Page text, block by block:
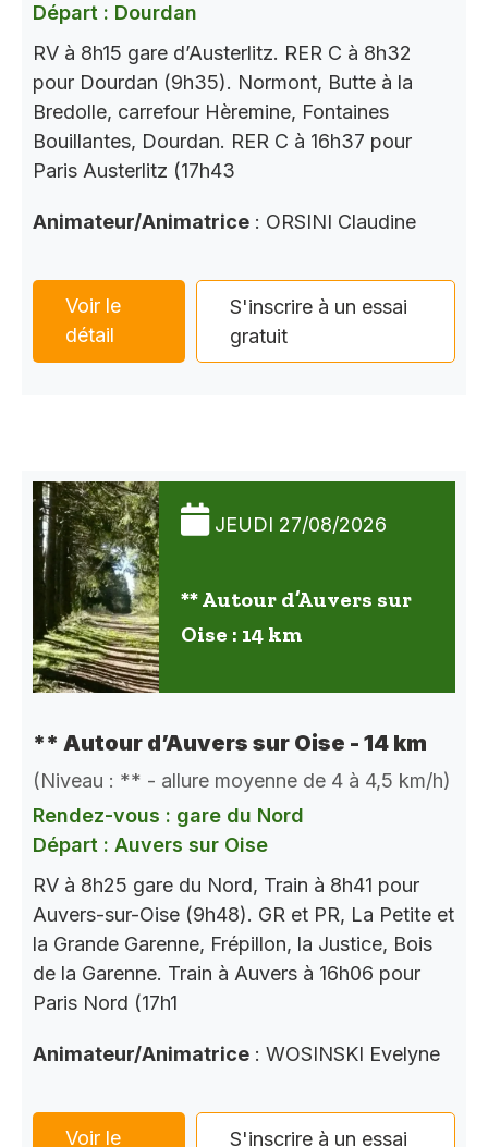
Départ : Dourdan
RV à 8h15 gare d’Austerlitz. RER C à 8h32
pour Dourdan (9h35). Normont, Butte à la
Bredolle, carrefour Hèremine, Fontaines
Bouillantes, Dourdan. RER C à 16h37 pour
Paris Austerlitz (17h43
Animateur/Animatrice : ORSINI Claudine
Voir le
détail
S'inscrire à un essai
gratuit
JEUDI 27/08/2026
** Autour d’Auvers sur
Oise : 14 km
** Autour d’Auvers sur Oise - 14 km
(Niveau : ** - allure moyenne de 4 à 4,5 km/h)
Rendez-vous : gare du Nord
Départ : Auvers sur Oise
RV à 8h25 gare du Nord, Train à 8h41 pour
Auvers-sur-Oise (9h48). GR et PR, La Petite et
la Grande Garenne, Frépillon, la Justice, Bois
de la Garenne. Train à Auvers à 16h06 pour
Paris Nord (17h1
Animateur/Animatrice : WOSINSKI Evelyne
Voir le S'inscrire à un essai